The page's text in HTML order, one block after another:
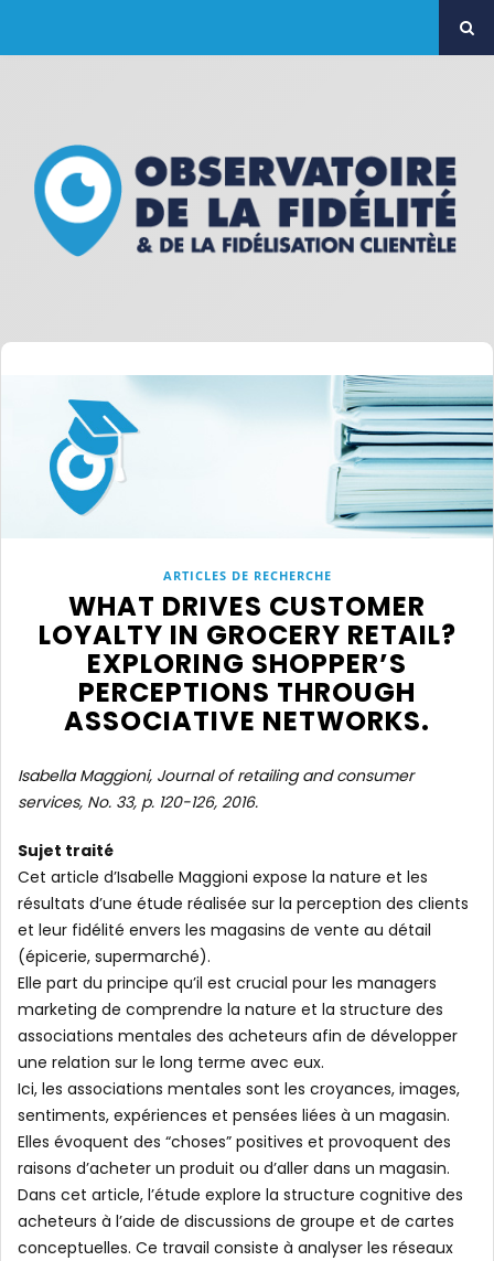
ARTICLES DE RECHERCHE
WHAT DRIVES CUSTOMER
LOYALTY IN GROCERY RETAIL?
EXPLORING SHOPPER’S
PERCEPTIONS THROUGH
ASSOCIATIVE NETWORKS.
Isabella Maggioni, Journal of retailing and consumer
services, No. 33, p. 120-126, 2016.
Sujet traité
Cet article d’Isabelle Maggioni expose la nature et les
résultats d’une étude réalisée sur la perception des clients
et leur fidélité envers les magasins de vente au détail
(épicerie, supermarché).
Elle part du principe qu’il est crucial pour les managers
marketing de comprendre la nature et la structure des
associations mentales des acheteurs afin de développer
une relation sur le long terme avec eux.
Ici, les associations mentales sont les croyances, images,
sentiments, expériences et pensées liées à un magasin.
Elles évoquent des “choses” positives et provoquent des
raisons d’acheter un produit ou d’aller dans un magasin.
Dans cet article, l’étude explore la structure cognitive des
acheteurs à l’aide de discussions de groupe et de cartes
conceptuelles. Ce travail consiste à analyser les réseaux